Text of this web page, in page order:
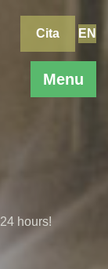
Menu
Cita EN
hours!